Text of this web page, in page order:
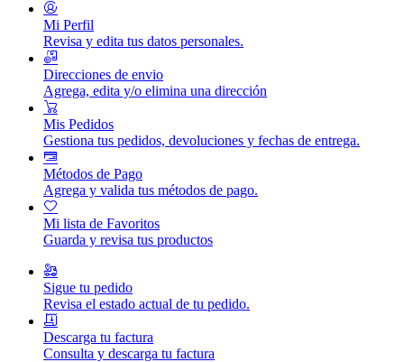
Mi Perfil
Revisa y edita tus datos personales.
Direcciones de envio
Agrega, edita y/o elimina una dirección
Mis Pedidos
Gestiona tus pedidos, devoluciones y fechas de entrega.
Métodos de Pago
Agrega y valida tus métodos de pago.
Mi lista de Favoritos
Guarda y revisa tus productos
Sigue tu pedido
Revisa el estado actual de tu pedido.
Descarga tu factura
Consulta y descarga tu factura